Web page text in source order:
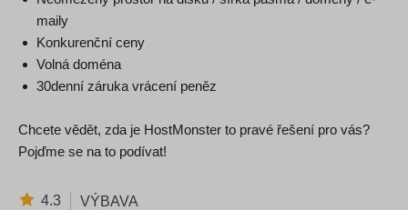
maily
Konkurenční ceny
Volná doména
30denní záruka vrácení peněz
Chcete vědět, zda je HostMonster to pravé řešení pro vás?
Pojďme se na to podívat!
4.3 VÝBAVA